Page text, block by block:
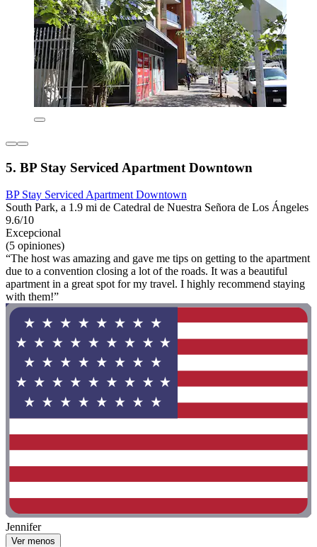
5. BP Stay Serviced Apartment Downtown
BP Stay Serviced Apartment Downtown
South Park, a 1.9 mi de Catedral de Nuestra Señora de Los Ángeles
9.6/10
Excepcional
(5 opiniones)
“The host was amazing and gave me tips on getting to the apartment
due to a convention closing a lot of the roads. It was a beautiful
apartment in a great spot for my travel. I highly recommend staying
with them!”
Jennifer
Ver menos